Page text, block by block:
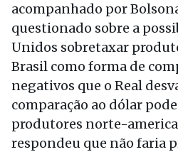
acompanhado por
questionado sobre a
Unidos sobretaxar
Brasil como forma de
negativos que o Real
comparação ao dólar
produtores norte-
respondeu que não faria